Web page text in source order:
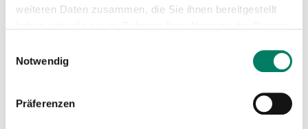
weiteren Daten zusammen, die Sie ihnen bereitgestellt
Notwendig
Präferenzen
+49 228 711-1
Verkehrsverbund